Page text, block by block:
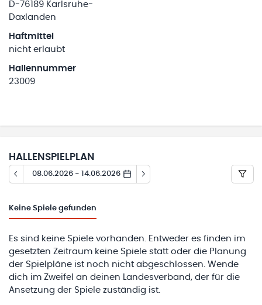
D-76189 Karlsruhe-
Daxlanden
Haftmittel
nicht erlaubt
Hallennummer
23009
HALLENSPIELPLAN
08.06.2026 - 14.06.2026
Keine Spiele gefunden
Es sind keine Spiele vorhanden. Entweder es finden im
gesetzten Zeitraum keine Spiele statt oder die Planung
der Spielpläne ist noch nicht abgeschlossen. Wende
dich im Zweifel an deinen Landesverband, der für die
Ansetzung der Spiele zuständig ist.